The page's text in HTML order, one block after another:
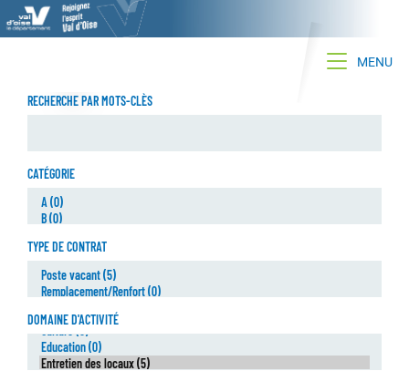
Toggle
MENU
RECHERCHE PAR MOTS-CLÈS
CATÉGORIE
TYPE DE CONTRAT
DOMAINE D'ACTIVITÉ